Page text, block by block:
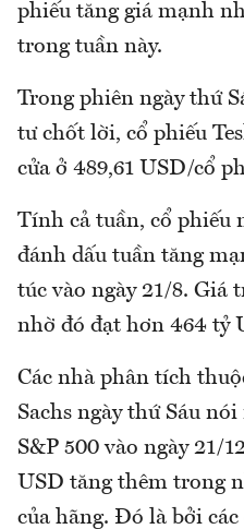
phiếu tăng giá mạnh
trong tuần này.
Trong phiên ngày thứ
tư chốt lời, cổ phiếu
cửa ở 489,61 USD/cổ
Tính cả tuần, cổ phiếu
đánh dấu tuần tăng
túc vào ngày 21/8. Giá
nhờ đó đạt hơn 464 tỷ
Các nhà phân tích
Sachs ngày thứ Sáu
S&P 500 vào ngày 21/
USD tăng thêm trong
của hãng. Đó là bởi